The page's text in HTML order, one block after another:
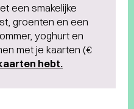
een smakelijke
groenten en een
yoghurt en
met je kaarten (€
hebt.